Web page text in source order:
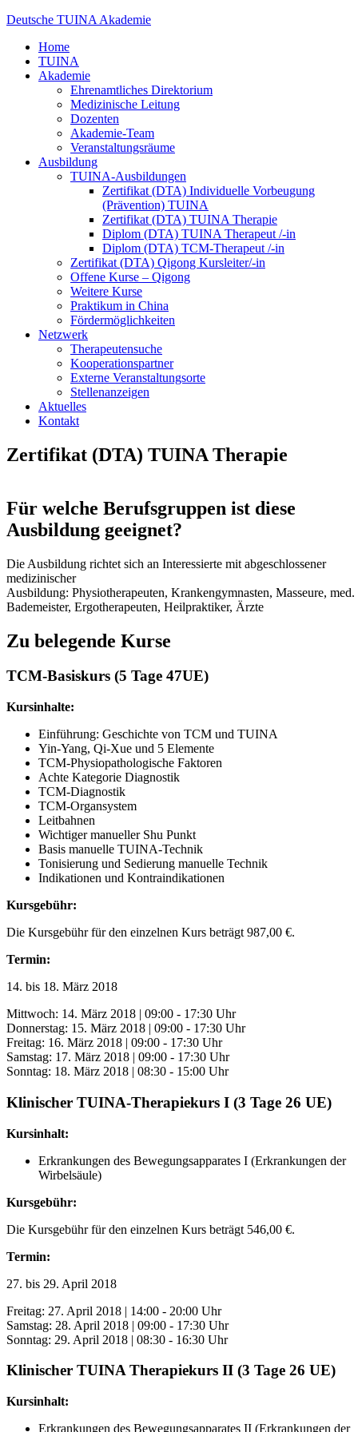
Deutsche TUINA Akademie
Home
TUINA
Akademie
Ehrenamtliches Direktorium
Medizinische Leitung
Dozenten
Akademie-Team
Veranstaltungsräume
Ausbildung
TUINA-Ausbildungen
Zertifikat (DTA) Individuelle Vorbeugung
(Prävention) TUINA
Zertifikat (DTA) TUINA Therapie
Diplom (DTA) TUINA Therapeut /-in
Diplom (DTA) TCM-Therapeut /-in
Zertifikat (DTA) Qigong Kursleiter/-in
Offene Kurse – Qigong
Weitere Kurse
Praktikum in China
Fördermöglichkeiten
Netzwerk
Therapeutensuche
Kooperationspartner
Externe Veranstaltungsorte
Stellenanzeigen
Aktuelles
Kontakt
Zertifikat (DTA) TUINA Therapie
Für welche Berufsgruppen ist diese
Ausbildung geeignet?
Die Ausbildung richtet sich an Interessierte mit abgeschlossener
medizinischer
Ausbildung: Physiotherapeuten, Krankengymnasten, Masseure, med.
Bademeister, Ergotherapeuten, Heilpraktiker, Ärzte
Zu belegende Kurse
TCM-Basiskurs (5 Tage 47UE)
Kursinhalte:
Einführung: Geschichte von TCM und TUINA
Yin-Yang, Qi-Xue und 5 Elemente
TCM-Physiopathologische Faktoren
Achte Kategorie Diagnostik
TCM-Diagnostik
TCM-Organsystem
Leitbahnen
Wichtiger manueller Shu Punkt
Basis manuelle TUINA-Technik
Tonisierung und Sedierung manuelle Technik
Indikationen und Kontraindikationen
Kursgebühr:
Die Kursgebühr für den einzelnen Kurs beträgt 987,00 €.
Termin:
14. bis 18. März 2018
Mittwoch: 14. März 2018 | 09:00 - 17:30 Uhr
Donnerstag: 15. März 2018 | 09:00 - 17:30 Uhr
Freitag: 16. März 2018 | 09:00 - 17:30 Uhr
Samstag: 17. März 2018 | 09:00 - 17:30 Uhr
Sonntag: 18. März 2018 | 08:30 - 15:00 Uhr
Klinischer TUINA-Therapiekurs I (3 Tage 26 UE)
Kursinhalt:
Erkrankungen des Bewegungsapparates I (Erkrankungen der
Wirbelsäule)
Kursgebühr:
Die Kursgebühr für den einzelnen Kurs beträgt 546,00 €.
Termin:
27. bis 29. April 2018
Freitag: 27. April 2018 | 14:00 - 20:00 Uhr
Samstag: 28. April 2018 | 09:00 - 17:30 Uhr
Sonntag: 29. April 2018 | 08:30 - 16:30 Uhr
Klinischer TUINA Therapiekurs II (3 Tage 26 UE)
Kursinhalt:
Erkrankungen des Bewegungsapparates II (Erkrankungen der